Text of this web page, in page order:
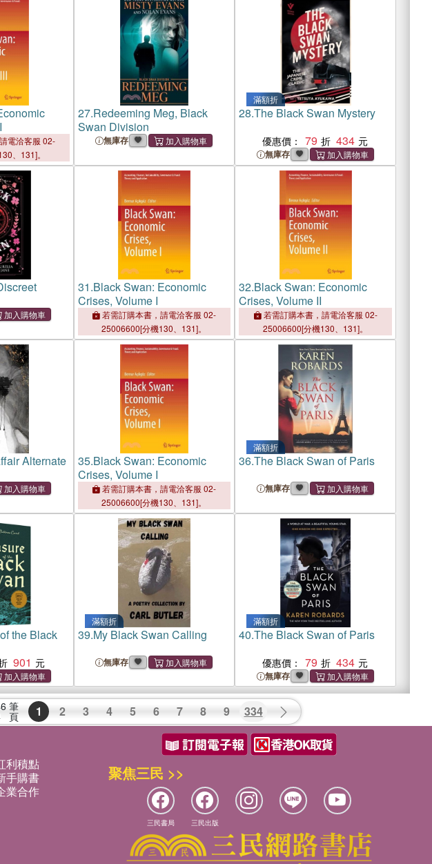
電洽客服 02-
、131]。
27.Redeeming Meg, Black
Swan Division
無庫存
滿額折
28.The Black Swan Mystery
優惠價： 79 434
無庫存
31.Black Swan: Economic
Crises, Volume I
若需訂購本書，請電洽客服 02-
25006600[分機130、131]。
32.Black Swan: Economic
Crises, Volume II
若需訂購本書，請電洽客服 02-
25006600[分機130、131]。
Alternate
35.Black Swan: Economic
Crises, Volume I
若需訂購本書，請電洽客服 02-
25006600[分機130、131]。
滿額折
36.The Black Swan of Paris
無庫存
the Black
901
滿額折
39.My Black Swan Calling
無庫存
滿額折
40.The Black Swan of Paris
優惠價： 79 434
無庫存
筆
頁 1 2 3 4 5 6 7 8 9 334
利積點
手購書
業合作
聚焦三民 >>
三民書局 三民出版